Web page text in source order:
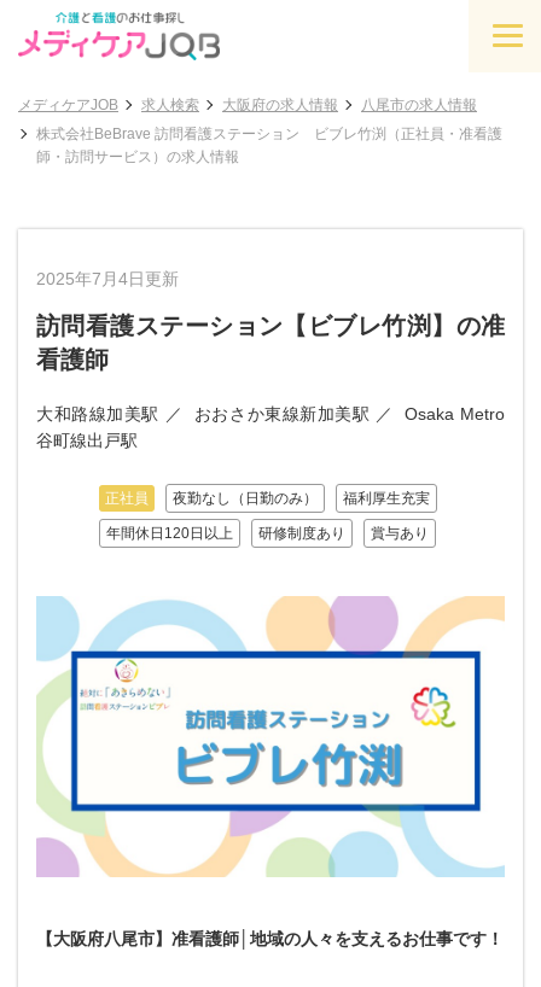
メディケアJOB 求人検索 大阪府の求人情報
八尾市の求人情報
株式会社BeBrave 訪問看護ステーション ビブレ竹渕（正社員・准看護
師・訪問サービス）の求人情報
2025年7月4日更新
訪問看護ステーション【ビブレ竹渕】の准
看護師
大和路線加美駅 おおさか東線新加美駅
Osaka Metro
谷町線出戸駅
正社員 夜勤なし（日勤のみ） 福利厚生充実
年間休日120日以上 研修制度あり 賞与あり
【大阪府八尾市】准看護師│地域の人々を支えるお仕事です！